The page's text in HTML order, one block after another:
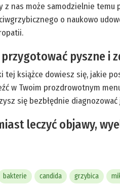
z nas może samodzielnie temu
o naukowo
przygotować pyszne i
tej książce dowiesz się, jakie
w Twoim prozdrowotnym
się bezbłędnie
leczyć objawy,
bakterie candida grzybica